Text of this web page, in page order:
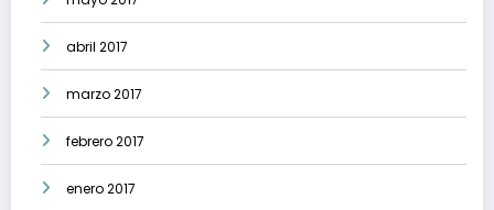
abril 2017
marzo 2017
febrero 2017
enero 2017